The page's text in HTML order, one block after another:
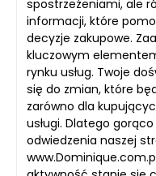
spostrzeżeniami, ale
informacji, które
decyzje zakupowe.
kluczowym
rynku usług. Twoje
się do zmian, które
zarówno dla
usługi. Dlatego
odwiedzenia naszej